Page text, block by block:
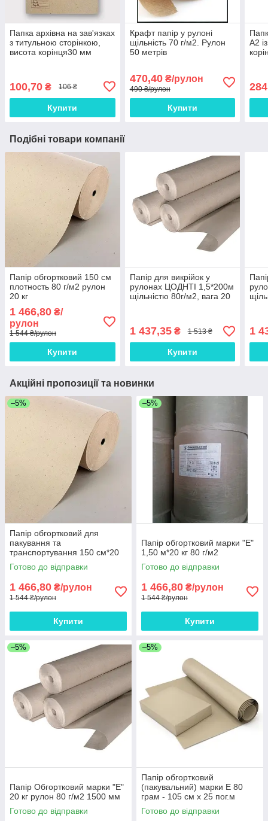
Папка архівна на зав'язках
з титульною сторінкою,
висота корінця30 мм
100,70 ₴ 106 ₴
Купити
Крафт папір у рулоні
щільність 70 г/м2. Рулон
50 метрів
470,40₴/рулон
490 ₴/рулон
Купити
А2
Подібні товари компанії
Папір обгортковий 150 см
плотность 80 г/м2 рулон
20 кг
1 466,80 ₴/
рулон
1 544 ₴/рулон
Купити
Папір для викрійок у
рулонах ЦОДНТІ 1,5*200м
щільністю 80г/м2, вага 20
1 437,35₴ 1 513 ₴
Купити
1
Акційні пропозиції та новинки
–5%
Папір обгортковий для
пакування та
транспортування 150 см*20
кг рулон
Готово до відправки
1 466,80 ₴/рулон
1 544 ₴/рулон
Купити
–5%
Папір обгортковий марки "Е"
1,50 м*20 кг 80 г/м2
Готово до відправки
1 466,80 ₴/рулон
1 544 ₴/рулон
Купити
–5%
Папір Обгортковий марки "Е"
20 кг рулон 80 г/м2 1500 мм
Готово до відправки
–5%
Папір обгортковий
(пакувальний) марки Е 80
грам - 105 см х 25 пог.м
Готово до відправки